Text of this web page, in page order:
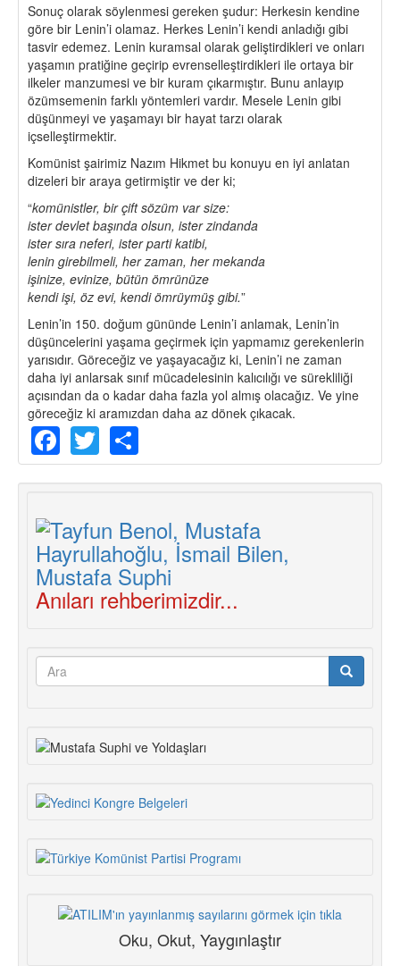
Sonuç olarak söylenmesi gereken şudur: Herkesin kendine
göre bir Lenin’i olamaz. Herkes Lenin’i kendi anladığı gibi
tasvir edemez. Lenin kuramsal olarak geliştirdikleri ve onları
yaşamın pratiğine geçirip evrenselleştirdikleri ile ortaya bir
ilkeler manzumesi ve bir kuram çıkarmıştır. Bunu anlayıp
özümsemenin farklı yöntemleri vardır. Mesele Lenin gibi
düşünmeyi ve yaşamayı bir hayat tarzı olarak
içselleştirmektir.
Komünist şairimiz Nazım Hikmet bu konuyu en iyi anlatan
dizeleri bir araya getirmiştir ve der ki;
“komünistler, bir çift sözüm var size:
ister devlet başında olsun, ister zindanda
ister sıra neferi, ister parti katibi,
lenin girebilmeli, her zaman, her mekanda
işinize, evinize, bütün ömrünüze
kendi işi, öz evi, kendi ömrüymüş gibi.”
Lenin’in 150. doğum gününde Lenin’i anlamak, Lenin’in
düşüncelerini yaşama geçirmek için yapmamız gerekenlerin
yarısıdır. Göreceğiz ve yaşayacağız ki, Lenin’i ne zaman
daha iyi anlarsak sınıf mücadelesinin kalıcılığı ve sürekliliği
açısından da o kadar daha fazla yol almış olacağız. Ve yine
göreceğiz ki aramızdan daha az dönek çıkacak.
Facebook
Twitter
Anıları rehberimizdir...
Arama
Oku, Okut, Yaygınlaştır